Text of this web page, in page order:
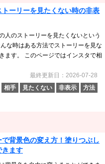
ーリーを見たくない時の非表
人のストーリーを見たくないという
な時はある方法でストーリーを見な
ます。 このページではインスタで相
最終更新日：2026-07-28
相手
見たくない 非表示 方法
背景色の変え方！塗りつぶし
きます